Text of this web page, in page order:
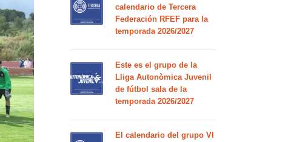
calendario de Tercera
Federación RFEF para la
temporada 2026/2027
Este es el grupo de la
Lliga Autonòmica Juvenil
de fútbol sala de la
temporada 2026/2027
El calendario del grupo VI